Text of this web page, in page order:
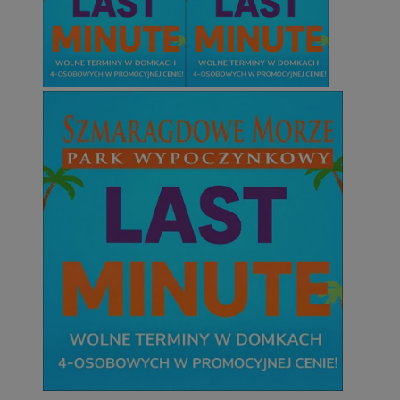
Domena
SessID
orzesze.com.pl
MvSessID orzesze.com.pl
VISITOR_PRIVACY_METADATA
Privacy Policy